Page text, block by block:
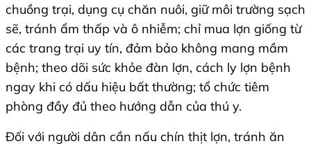
chuồng trại, dụng cụ chăn nuôi, giữ môi trường sạch
sẽ, tránh ẩm thấp và ô nhiễm; chỉ mua lợn giống từ
các trang trại uy tín, đảm bảo không mang mầm
bệnh; theo dõi sức khỏe đàn lợn, cách ly lợn bệnh
ngay khi có dấu hiệu bất thường; tổ chức tiêm
phòng đầy đủ theo hướng dẫn của thú y.
Đối với người dân cần nấu chín thịt lợn, tránh ăn